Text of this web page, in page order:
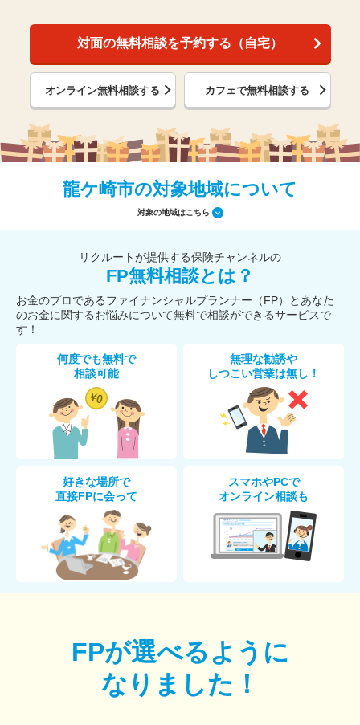
対面の無料相談を予約する（自宅）
オンライン無料相談する カフェで無料相談する
龍ケ崎市の対象地域について
対象の地域はこちら
リクルートが提供する保険チャンネルの
FP無料相談とは？
お金のプロであるファイナンシャルプランナー（FP）とあなた
のお金に関するお悩みについて無料で相談ができるサービスで
す！
何度でも無料で
相談可能
無理な勧誘や
しつこい営業は無し！
好きな場所で
直接FPに会って
スマホやPCで
オンライン相談も
FPが選べるように
なりました！